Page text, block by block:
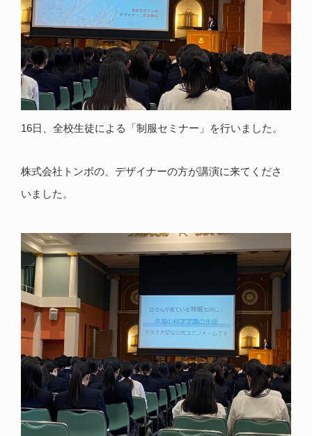
16日、全校生徒による「制服セミナー」を行いました。
株式会社トンボの、デザイナーの方が講演に来てくださ
いました。